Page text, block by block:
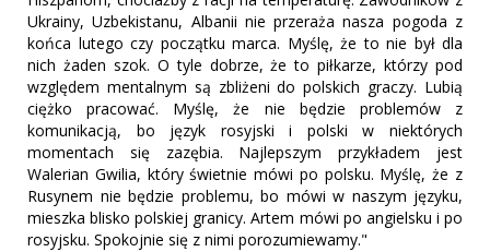
Ukrainy, Uzbekistanu, Albanii nie przeraża nasza pogoda z
końca lutego czy początku marca. Myślę, że to nie był dla
nich żaden szok. O tyle dobrze, że to piłkarze, którzy pod
względem mentalnym są zbliżeni do polskich graczy. Lubią
ciężko pracować. Myślę, że nie będzie problemów z
komunikacją, bo język rosyjski i polski w niektórych
momentach się zazębia. Najlepszym przykładem jest
Walerian Gwilia, który świetnie mówi po polsku. Myślę, że z
Rusynem nie będzie problemu, bo mówi w naszym języku,
mieszka blisko polskiej granicy. Artem mówi po angielsku i po
rosyjsku. Spokojnie się z nimi porozumiewamy."